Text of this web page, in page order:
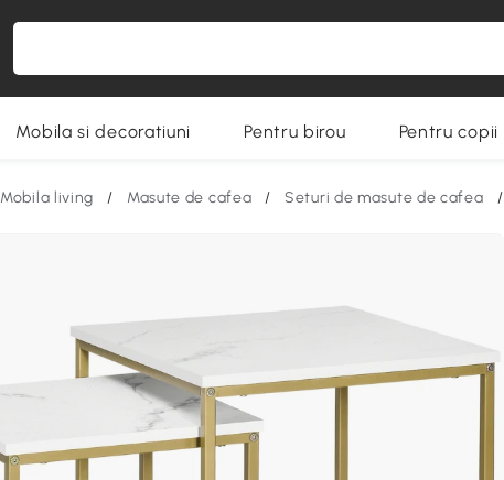
Mobila si decoratiuni Pentru birou Pentru copii
Mobila living / Masute de cafea / Seturi de masute de cafea /